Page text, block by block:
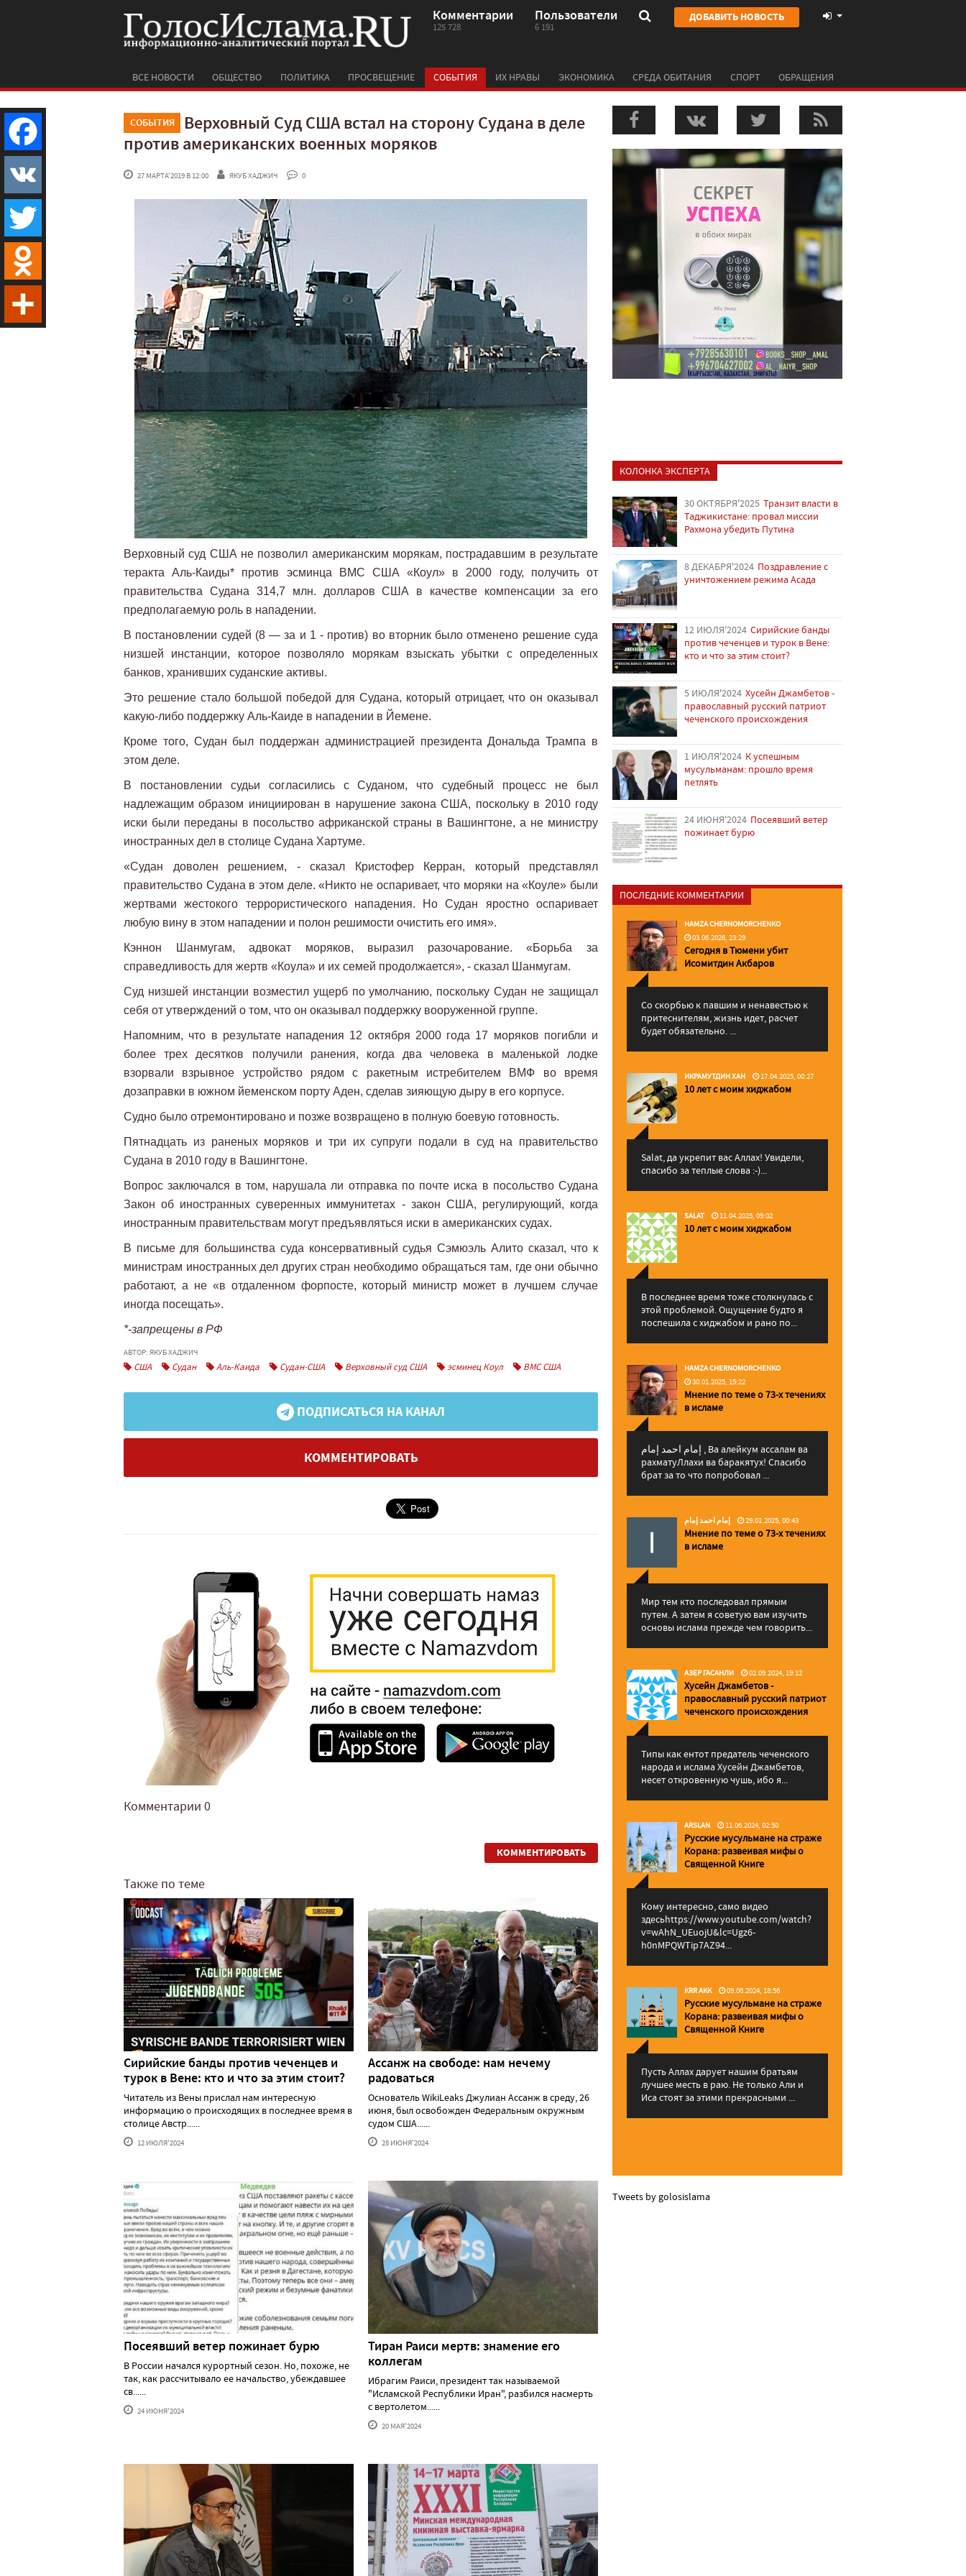
Комментарии
125 728
Пользователи
6 191
ДОБАВИТЬ НОВОСТЬ
ВСЕ НОВОСТИ ОБЩЕСТВО ПОЛИТИКА ПРОСВЕЩЕНИЕ СОБЫТИЯ ИХ НРАВЫ ЭКОНОМИКА СРЕДА ОБИТАНИЯ СПОРТ ОБРАЩЕНИЯ
СОБЫТИЯ
Верховный Суд США встал на сторону Судана в деле
против американских военных моряков
27 МАРТА'2019 В 12:00 ЯКУБ ХАДЖИЧ 0
Верховный суд США не позволил американским морякам, пострадавшим в результате
теракта Аль-Каиды* против эсминца ВМС США «Коул» в 2000 году, получить от
правительства Судана 314,7 млн. долларов США в качестве компенсации за его
предполагаемую роль в нападении.
В постановлении судей (8 — за и 1 - против) во вторник было отменено решение суда
низшей инстанции, которое позволяло морякам взыскать убытки с определенных
банков, хранивших суданские активы.
Это решение стало большой победой для Судана, который отрицает, что он оказывал
какую-либо поддержку Аль-Каиде в нападении в Йемене.
Кроме того, Судан был поддержан администрацией президента Дональда Трампа в
этом деле.
В постановлении судьи согласились с Суданом, что судебный процесс не был
надлежащим образом инициирован в нарушение закона США, поскольку в 2010 году
иски были переданы в посольство африканской страны в Вашингтоне, а не министру
иностранных дел в столице Судана Хартуме.
«Судан доволен решением, - сказал Кристофер Керран, который представлял
правительство Судана в этом деле. «Никто не оспаривает, что моряки на «Коуле» были
жертвами жестокого террористического нападения. Но Судан яростно оспаривает
любую вину в этом нападении и полон решимости очистить его имя».
Кэннон Шанмугам, адвокат моряков, выразил разочарование. «Борьба за
справедливость для жертв «Коула» и их семей продолжается», - сказал Шанмугам.
Суд низшей инстанции возместил ущерб по умолчанию, поскольку Судан не защищал
себя от утверждений о том, что он оказывал поддержку вооруженной группе.
Напомним, что в результате нападения 12 октября 2000 года 17 моряков погибли и
более трех десятков получили ранения, когда два человека в маленькой лодке
взорвали взрывное устройство рядом с ракетным истребителем ВМФ во время
дозаправки в южном йеменском порту Аден, сделав зияющую дыру в его корпусе.
Судно было отремонтировано и позже возвращено в полную боевую готовность.
Пятнадцать из раненых моряков и три их супруги подали в суд на правительство
Судана в 2010 году в Вашингтоне.
Вопрос заключался в том, нарушала ли отправка по почте иска в посольство Судана
Закон об иностранных суверенных иммунитетах - закон США, регулирующий, когда
иностранным правительствам могут предъявляться иски в американских судах.
В письме для большинства суда консервативный судья Сэмюэль Алито сказал, что к
министрам иностранных дел других стран необходимо обращаться там, где они обычно
работают, а не «в отдаленном форпосте, который министр может в лучшем случае
иногда посещать».
*-запрещены в РФ
АВТОР: ЯКУБ ХАДЖИЧ
США Судан Аль-Каида Судан-США Верховный суд США эсминец Коул ВМС США
ПОДПИСАТЬСЯ НА КАНАЛ
КОММЕНТИРОВАТЬ
Комментарии 0
КОММЕНТИРОВАТЬ
Также по теме
Сирийские банды против чеченцев и
турок в Вене: кто и что за этим стоит?
Читатель из Вены прислал нам интересную
информацию о происходящих в последнее время в
столице Австр......
12 ИЮЛЯ'2024
Ассанж на свободе: нам нечему
радоваться
Основатель WikiLeaks Джулиан Ассанж в среду, 26
июня, был освобожден Федеральным окружным
судом США......
28 ИЮНЯ'2024
Посеявший ветер пожинает бурю
В России начался курортный сезон. Но, похоже, не
так, как рассчитывало ее начальство, убеждавшее
св......
24 ИЮНЯ'2024
Тиран Раиси мертв: знамение его
коллегам
Ибрагим Раиси, президент так называемой
"Исламской Республики Иран", разбился насмерть
с вертолетом......
20 МАЯ'2024
КОЛОНКА ЭКСПЕРТА
30 ОКТЯБРЯ'2025 Транзит власти в
Таджикистане: провал миссии
Рахмона убедить Путина
8 ДЕКАБРЯ'2024 Поздравление с
уничтожением режима Асада
12 ИЮЛЯ'2024 Сирийские банды
против чеченцев и турок в Вене:
кто и что за этим стоит?
5 ИЮЛЯ'2024 Хусейн Джамбетов -
православный русский патриот
чеченского происхождения
1 ИЮЛЯ'2024 К успешным
мусульманам: прошло время
петлять
24 ИЮНЯ'2024 Посеявший ветер
пожинает бурю
ПОСЛЕДНИЕ КОММЕНТАРИИ
HAMZA CHERNOMORCHENKO
03.06.2026, 23:29
Сегодня в Тюмени убит
Исомитдин Акбаров
Со скорбью к павшим и ненавестью к
притеснителям, жизнь идет, расчет
будет обязательно. ...
ИКРАМУТДИН ХАН 17.04.2025, 00:27
10 лет с моим хиджабом
Salat, да укрепит вас Аллаx! Увидели,
спасибо за теплые слова :-)...
SALAT 11.04.2025, 09:02
10 лет с моим хиджабом
В последнее время тоже столкнулась с
этой проблемой. Ощущение будто я
поспешила с хиджабом и рано по...
HAMZA CHERNOMORCHENKO
30.01.2025, 15:22
Мнение по теме о 73-х течениях
в исламе
إمام احمد إمام , Ва алейкум ассалам ва
рахматуЛлахи ва баракятух! Спасибо
брат за то что попробовал ...
إمام احمد إمام 29.01.2025, 00:43
Мнение по теме о 73-х течениях
в исламе
Мир тем кто последовал прямым
путем. А затем я советую вам изучить
основы ислама прежде чем говорить...
АЗЕР ГАСАНЛИ 02.09.2024, 19:12
Хусейн Джамбетов -
православный русский патриот
чеченского происхождения
Типы как ентот предатель чеченского
народа и ислама Хусейн Джамбетов,
несет откровенную чушь, ибо я...
ARSLAN 11.06.2024, 02:50
Русские мусульмане на страже
Корана: pазвеивая мифы о
Священной Книге
Кому интересно, само видео
здесьhttps://www.youtube.com/watch?
v=wAhN_UEuojU&lc=Ugz6-
h0nMPQWTip7AZ94...
KRR AKK 09.06.2024, 18:56
Русские мусульмане на страже
Корана: pазвеивая мифы о
Священной Книге
Пусть Аллах дарует нашим братьям
лучшее месть в раю. Не только Али и
Иса стоят за этими прекрасными ...
Tweets by golosislama
Facebook
VK
Twitter
Odnoklassniki